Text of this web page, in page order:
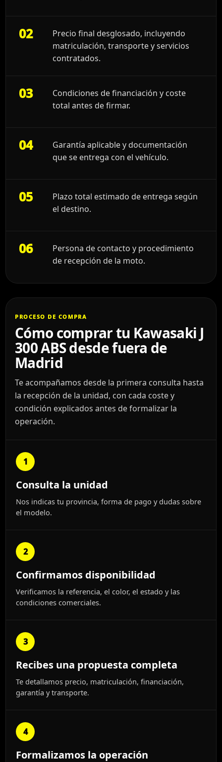
02
Precio final desglosado, incluyendo
matriculación, transporte y servicios
contratados.
03
Condiciones de financiación y coste
total antes de firmar.
04
Garantía aplicable y documentación
que se entrega con el vehículo.
05
Plazo total estimado de entrega según
el destino.
06
Persona de contacto y procedimiento
de recepción de la moto.
PROCESO DE COMPRA
Cómo comprar tu Kawasaki J
300 ABS desde fuera de
Madrid
Te acompañamos desde la primera consulta hasta
la recepción de la unidad, con cada coste y
condición explicados antes de formalizar la
operación.
1
Consulta la unidad
Nos indicas tu provincia, forma de pago y dudas sobre
el modelo.
2
Confirmamos disponibilidad
Verificamos la referencia, el color, el estado y las
condiciones comerciales.
3
Recibes una propuesta completa
Te detallamos precio, matriculación, financiación,
garantía y transporte.
4
Formalizamos la operación